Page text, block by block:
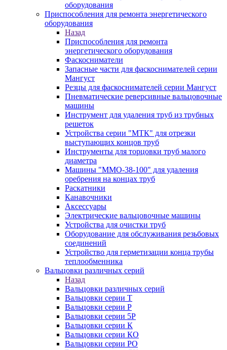
оборудования
Приспособления для ремонта энергетического
оборудования
Назад
Приспособления для ремонта
энергетического оборудования
Фаскосниматели
Запасные части для фаскоснимателей серии
Мангуст
Резцы для фаскоснимателей серии Мангуст
Пневматические реверсивные вальцовочные
машины
Инструмент для удаления труб из трубных
решеток
Устройства серии "МТК" для отрезки
выступающих концов труб
Инструменты для торцовки труб малого
диаметра
Машины "ММО-38-100" для удаления
оребрения на концах труб
Раскатники
Канавочники
Аксессуары
Электрические вальцовочные машины
Устройства для очистки труб
Оборудование для обслуживания резьбовых
соединений
Устройство для герметизации конца трубы
теплообменника
Вальцовки различных серий
Назад
Вальцовки различных серий
Вальцовки серии Т
Вальцовки серии Р
Вальцовки серии 5Р
Вальцовки серии К
Вальцовки серии КО
Вальцовки серии РО